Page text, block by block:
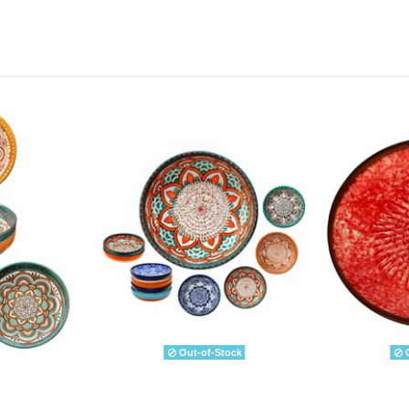
Out-of-Stock